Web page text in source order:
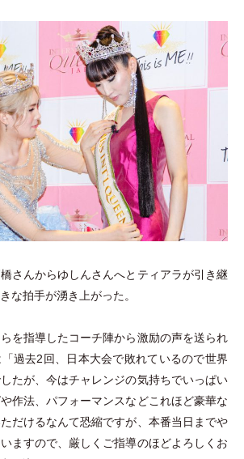
さんからゆしんさんへとティアラが引き継
な拍手が湧き上がった。
を指導したコーチ陣から激励の声を送られ
「過去2回、日本大会で敗れているので世界
たが、今はチャレンジの気持ちでいっぱい
作法、パフォーマンスなどこれほど豪華な
だけるなんて恐縮ですが、本番当日までや
ますので、厳しくご指導のほどよろしくお